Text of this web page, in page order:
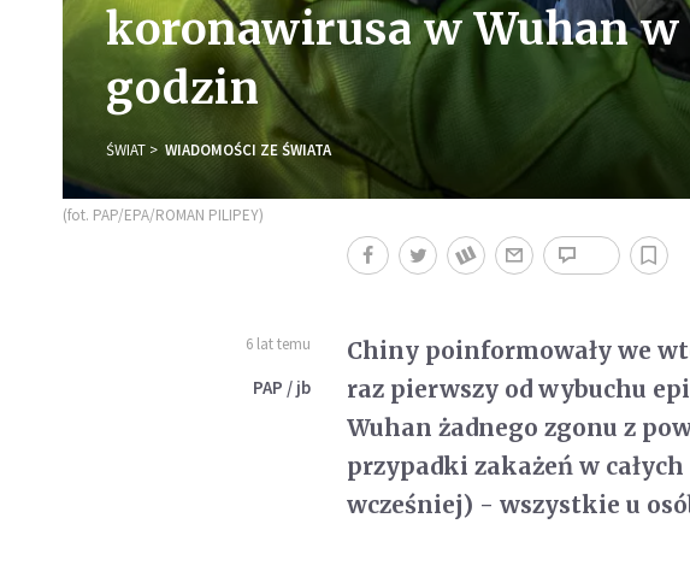
koronawirusa w Wuhan
godzin
ŚWIAT WIADOMOŚCI ZE ŚWIATA
(fot. PAP/EPA/ROMAN PILIPEY)
6 lat temu
PAP / jb
Chiny poinformowały we
raz pierwszy od wybuchu
Wuhan żadnego zgonu z
przypadki zakażeń w
wcześniej) - wszystkie u